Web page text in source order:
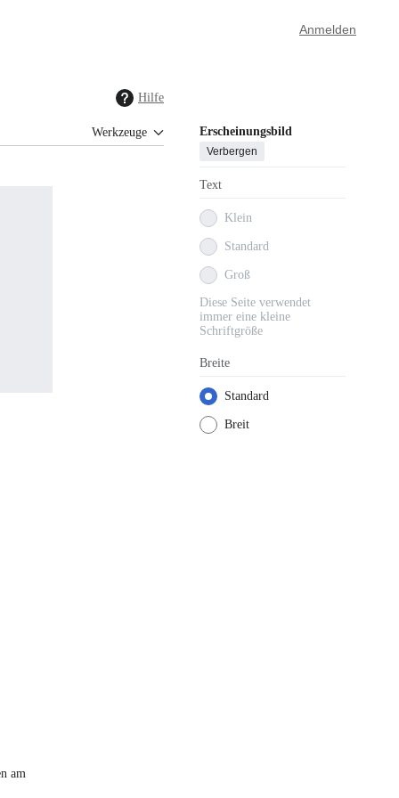
Anmelden
Hilfe
Werkzeuge Erscheinungsbild
Verbergen
Text
Klein
Standard
Groß
Diese Seite verwendet
immer eine kleine
Schriftgröße
Breite
Standard
Breit
am